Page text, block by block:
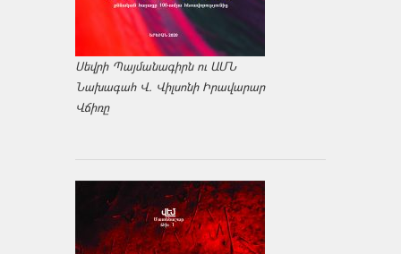
Սեվրի Պայմանագիրն ու ԱՄՆ
Նախագահ Վ. Վիլսոնի Իրավարար
Վճիռը